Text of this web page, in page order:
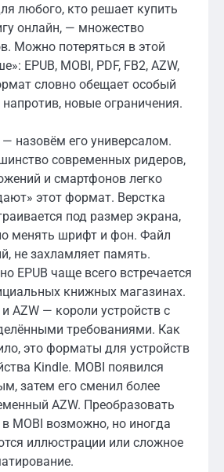
любого, кто решает купить
онлайн, — множество
Можно потеряться в этой
EPUB, MOBI, PDF, FB2, AZW,
словно обещает особый
новые ограничения.
— назовём его универсалом.
современных ридеров,
и смартфонов легко
этот формат. Верстка
под размер экрана,
менять шрифт и фон. Файл
не захламляет память.
EPUB чаще всего встречается
книжных магазинах.
и AZW — короли устройств с
требованиями. Как
это форматы для устройств
Kindle. MOBI появился
затем его сменил более
AZW. Преобразовать
в MOBI возможно, но иногда
иллюстрации или сложное